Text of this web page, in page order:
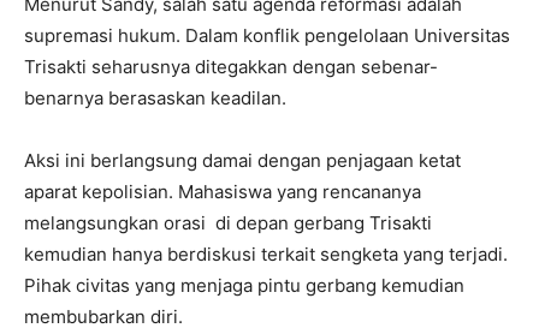
supremasi hukum. Dalam konflik pengelolaan Universitas
Trisakti seharusnya ditegakkan dengan sebenar-
benarnya berasaskan keadilan.
Aksi ini berlangsung damai dengan penjagaan ketat
aparat kepolisian. Mahasiswa yang rencananya
melangsungkan orasi di depan gerbang Trisakti
kemudian hanya berdiskusi terkait sengketa yang terjadi.
Pihak civitas yang menjaga pintu gerbang kemudian
membubarkan diri.